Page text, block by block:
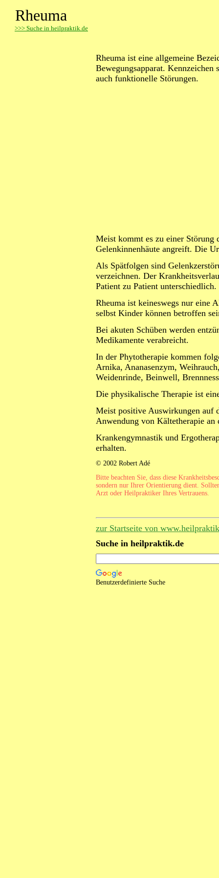
Rheuma
>>> Suche in heilpraktik.de
Rheuma ist eine allgemeine
Bewegungsapparat. Kennzeichen
auch funktionelle Störungen.
Meist kommt es zu einer Störung
Gelenkinnenhäute angreift. Die
Als Spätfolgen sind
verzeichnen. Der
Patient zu Patient unterschiedlich.
Rheuma ist keineswegs nur eine
selbst Kinder können betroffen
Bei akuten Schüben werden
Medikamente verabreicht.
In der Phytotherapie kommen
Arnika, Ananasenzym,
Weidenrinde, Beinwell,
Die physikalische Therapie ist
Meist positive Auswirkungen auf
Anwendung von Kältetherapie an
Krankengymnastik und
erhalten.
© 2002 Robert Adé
Bitte beachten Sie, dass diese
sondern nur Ihrer Orientierung dient.
Arzt oder Heilpraktiker Ihres Vertrauens.
zur Startseite von
Suche in heilpraktik.de
Benutzerdefinierte Suche